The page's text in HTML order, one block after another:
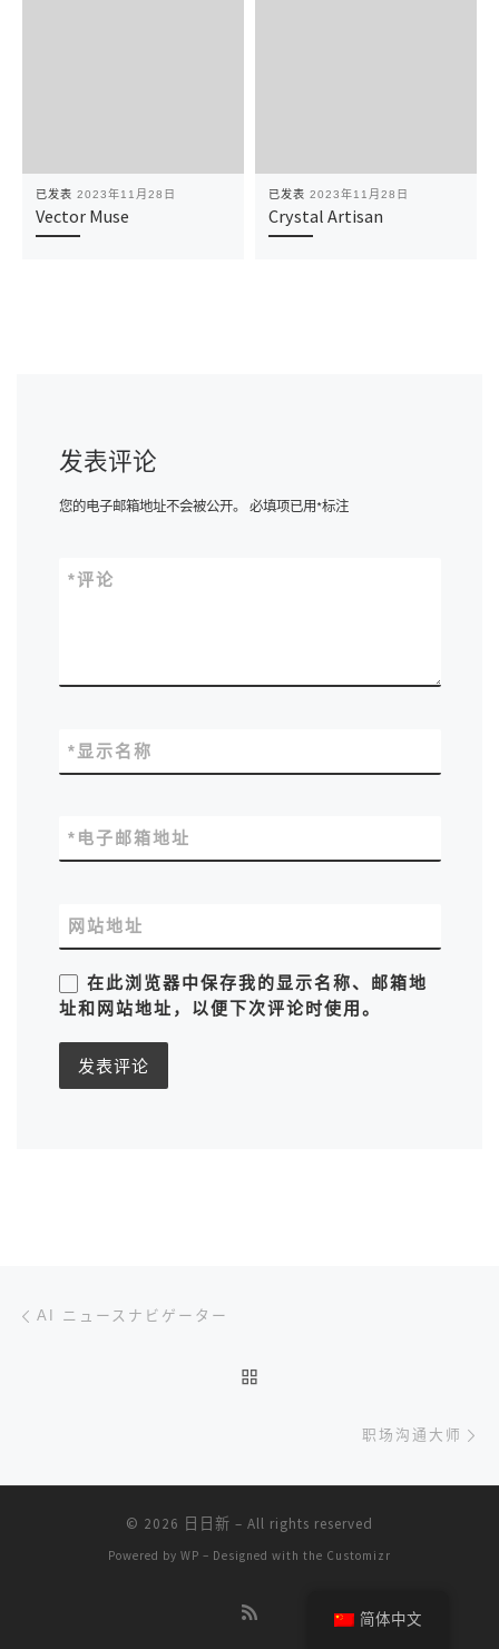
已发表 2023年11月28日
Vector Muse
已发表 2023年11月28日
Crystal Artisan
发表评论
您的电子邮箱地址不会被公开。 必填项已用*标注
评论
*
显示名称
*
电子邮箱地址
*
网站地址
在此浏览器中保存我的显示名称、邮箱地
址和网站地址，以便下次评论时使用。
文章导航
AI ニュースナビゲーター
职场沟通大师
© 2026 日日新 – All rights reserved
Powered by WP – Designed with the Customizr
简体中文